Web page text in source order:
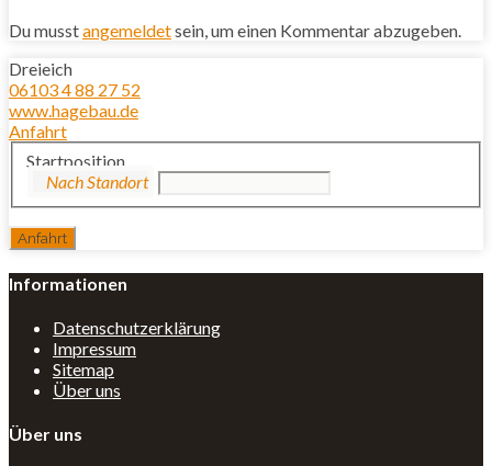
Du musstangemeldetsein, um einen Kommentar abzugeben.
Dreieich
06103 4 88 27 52
www.hagebau.de
Anfahrt
Startposition
Informationen
Datenschutzerklärung
Impressum
Sitemap
Über uns
Über uns